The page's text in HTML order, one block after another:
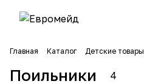
Главная Каталог Детские товары
Поильники 4